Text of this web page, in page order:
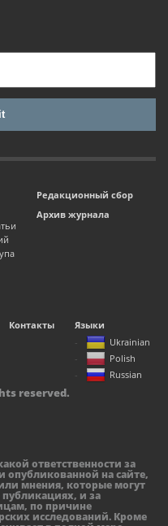
Редакционный сбор
Архив журнала
Контакты
Языки
Ukrainian
Polish
Russian
reserved.
ответственности за
на сайте,
мнения, которые могут
публикациях, и за
по причине
исследований. Кроме